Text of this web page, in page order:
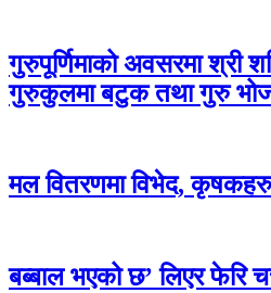
गुरुपूर्णिमाको अवसरमा श्री
गुरुकुलमा बटुक तथा गुरु
मल वितरणमा विभेद, कृषकहरु
बब्बाल भएको छ’ लिएर फेरि